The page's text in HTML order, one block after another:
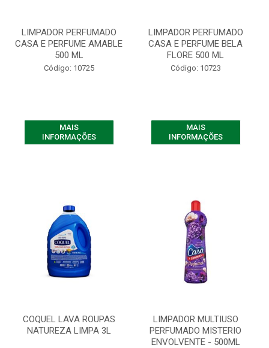
LIMPADOR PERFUMADO
CASA E PERFUME AMABLE
500 ML
Código: 10725
MAIS
INFORMAÇÕES
LIMPADOR PERFUMADO
CASA E PERFUME BELA
FLORE 500 ML
Código: 10723
MAIS
INFORMAÇÕES
COQUEL LAVA ROUPAS
NATUREZA LIMPA 3L
LIMPADOR MULTIUSO
PERFUMADO MISTERIO
ENVOLVENTE - 500ML